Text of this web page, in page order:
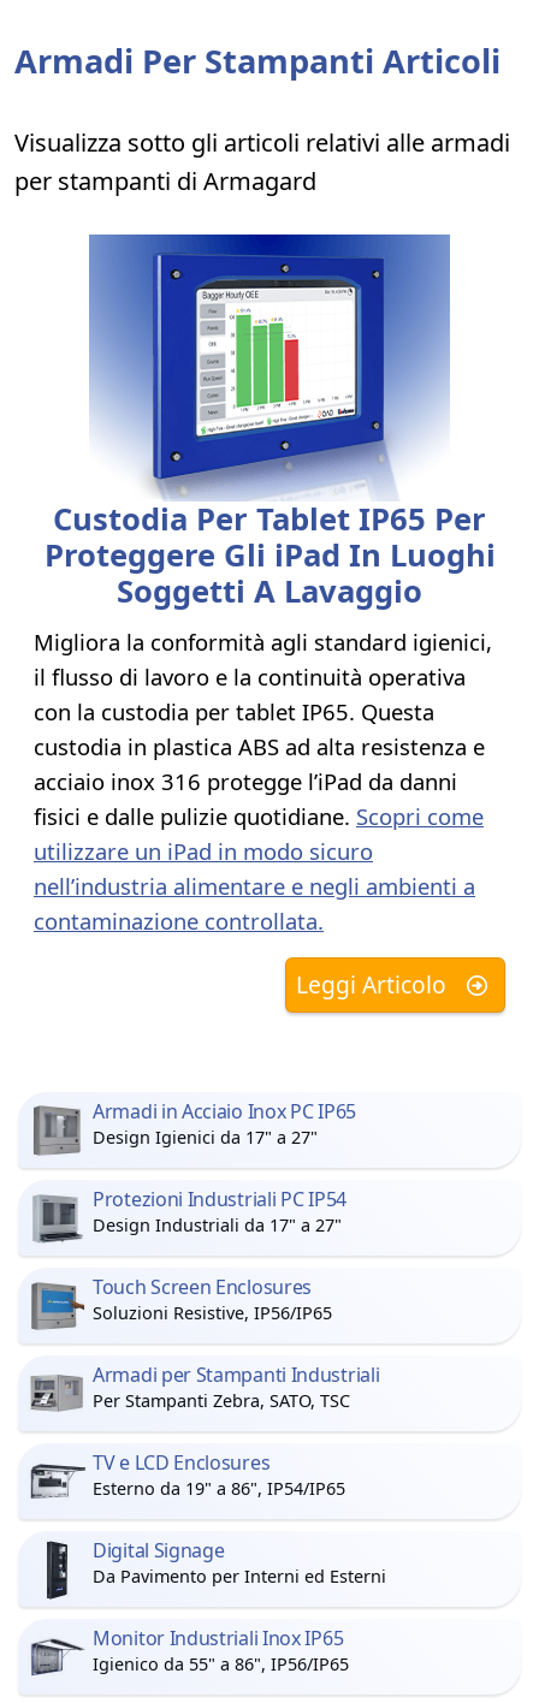
Armadi Per Stampanti Articoli
Visualizza sotto gli articoli relativi alle armadi
per stampanti di Armagard
Custodia Per Tablet IP65 Per
Proteggere Gli iPad In Luoghi
Soggetti A Lavaggio
Migliora la conformità agli standard igienici,
il flusso di lavoro e la continuità operativa
con la custodia per tablet IP65. Questa
custodia in plastica ABS ad alta resistenza e
acciaio inox 316 protegge l’iPad da danni
fisici e dalle pulizie quotidiane. Scopri come
utilizzare un iPad in modo sicuro
nell’industria alimentare e negli ambienti a
contaminazione controllata.
Leggi Articolo
Armadi in Acciaio Inox PC IP65
Design Igienici da 17" a 27"
Protezioni Industriali PC IP54
Design Industriali da 17" a 27"
Touch Screen Enclosures
Soluzioni Resistive, IP56/IP65
Armadi per Stampanti Industriali
Per Stampanti Zebra, SATO, TSC
TV e LCD Enclosures
Esterno da 19" a 86", IP54/IP65
Digital Signage
Da Pavimento per Interni ed Esterni
Monitor Industriali Inox IP65
Igienico da 55" a 86", IP56/IP65